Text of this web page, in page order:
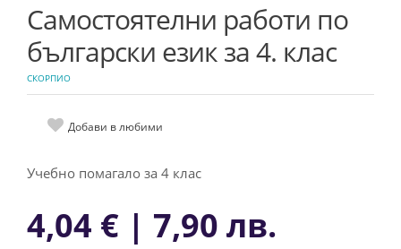
Самостоятелни работи по
български език за 4. клас
СКОРПИО
Добави в любими
Учебно помагало за 4 клас
4,04 € | 7,90 лв.